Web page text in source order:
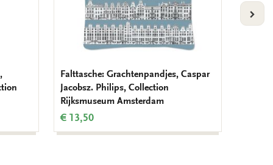
Falttasche: Grachtenpandjes, Caspar
Jacobsz. Philips, Collection
Rijksmuseum Amsterdam
€ 13,50